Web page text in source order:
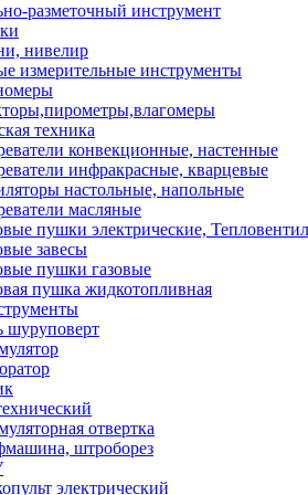
разметочный инструмент
нивелир
измерительные инструменты
техника
конвекционные, настенные
инфракрасные, кварцевые
настольные, напольные
масляные
пушки электрические,
завесы
пушки газовые
пушка жидкотопливная
шуруповерт
отвертка
штроборез
электрический